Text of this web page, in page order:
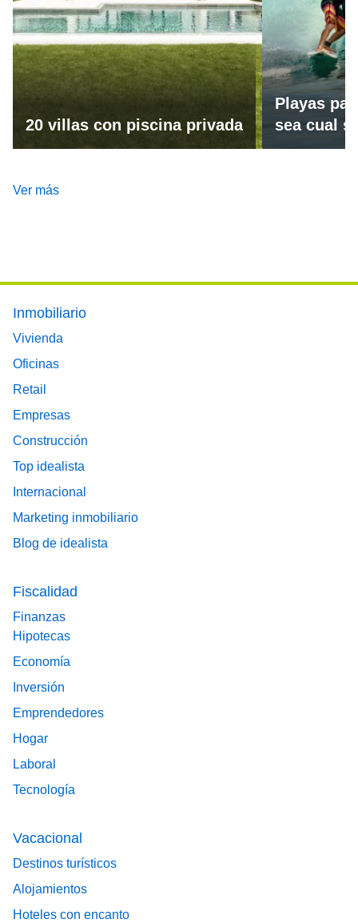
20 villas con piscina privada
Playas
sea cual
Ver más
Footer main menu
Inmobiliario
Vivienda
Oficinas
Retail
Empresas
Construcción
Top idealista
Internacional
Marketing inmobiliario
Blog de idealista
Fiscalidad
Finanzas
Hipotecas
Economía
Inversión
Emprendedores
Hogar
Laboral
Tecnología
Vacacional
Destinos turísticos
Alojamientos
Hoteles con encanto